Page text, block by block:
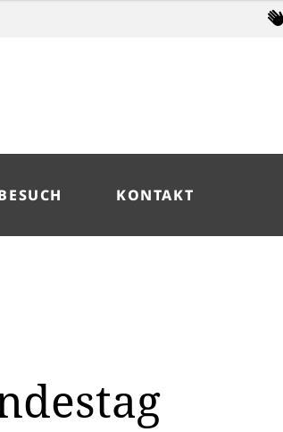
KONTAKT